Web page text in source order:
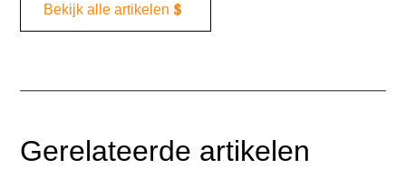
Bekijk alle artikelen
Gerelateerde artikelen